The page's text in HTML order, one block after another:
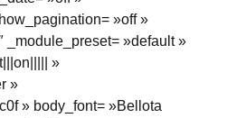
»off »
_module_preset= »default »
»
»
» body_font= »Bellota